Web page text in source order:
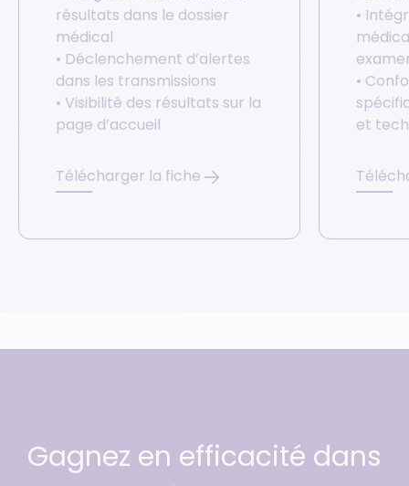
résultats dans le dossier
médical
• Déclenchement d’alertes
dans les transmissions
• Visibilité des résultats sur la
page d’accueil
Télécharger la fiche
•
•
et
Gagnez en efficacité dans